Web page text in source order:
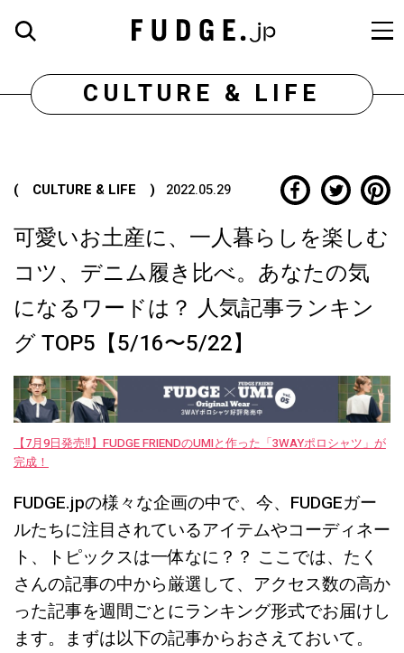
CULTURE & LIFE
( CULTURE & LIFE ) 2022.05.29
可愛いお土産に、一人暮らしを楽しむ
コツ、デニム履き比べ。あなたの気
になるワードは？ 人気記事ランキン
グ TOP5【5/16〜5/22】
【7月9日発売‼︎】FUDGE FRIENDのUMIと作った「3WAYポロシャツ」が
完成！
FUDGE.jpの様々な企画の中で、今、FUDGEガー
ルたちに注目されているアイテムやコーディネー
ト、トピックスは一体なに？？ ここでは、たく
さんの記事の中から厳選して、アクセス数の高か
った記事を週間ごとにランキング形式でお届けし
ます。まずは以下の記事からおさえておいて。